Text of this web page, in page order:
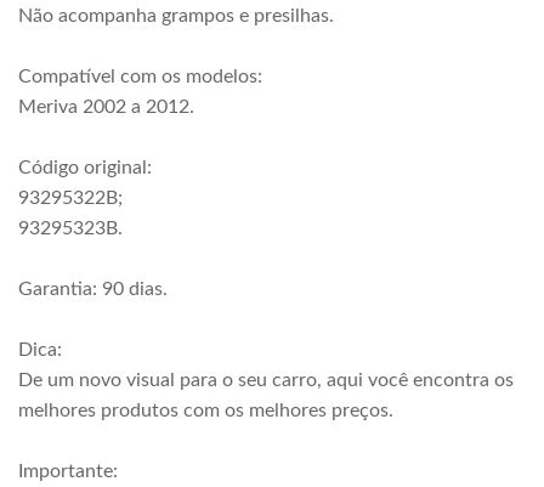
Não acompanha grampos e presilhas.
Compatível com os modelos:
Meriva 2002 a 2012.
Código original:
93295322B;
93295323B.
Garantia: 90 dias.
Dica:
De um novo visual para o seu carro, aqui você encontra os
melhores produtos com os melhores preços.
Importante: